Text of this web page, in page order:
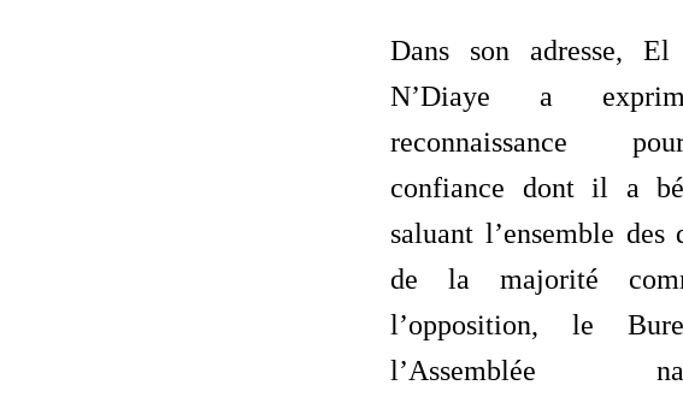
Dans son adresse,
N’Diaye a
reconnaissance
confiance dont il a
saluant l’ensemble des
de la majorité
l’opposition, le
l’Assemblée